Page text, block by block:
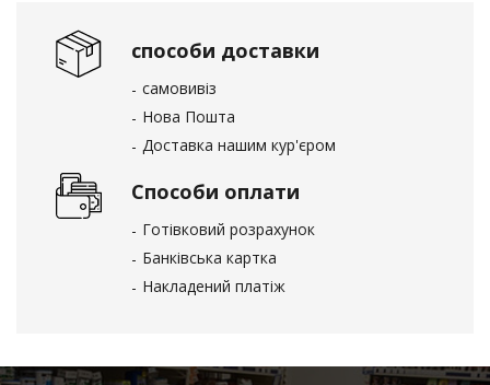
способи доставки
самовивіз
Нова Пошта
Доставка нашим кур'єром
Способи оплати
Готівковий розрахунок
Банківська картка
Накладений платіж